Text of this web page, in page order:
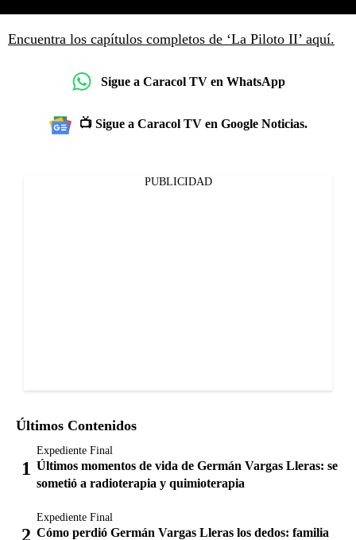
Encuentra los capítulos completos de ‘La Piloto II’ aquí.
Sigue a Caracol TV en WhatsApp
📺 Sigue a Caracol TV en Google Noticias.
PUBLICIDAD
Últimos Contenidos
Expediente Final
Últimos momentos de vida de Germán Vargas Lleras: se
sometió a radioterapia y quimioterapia
Expediente Final
Cómo perdió Germán Vargas Lleras los dedos: familia